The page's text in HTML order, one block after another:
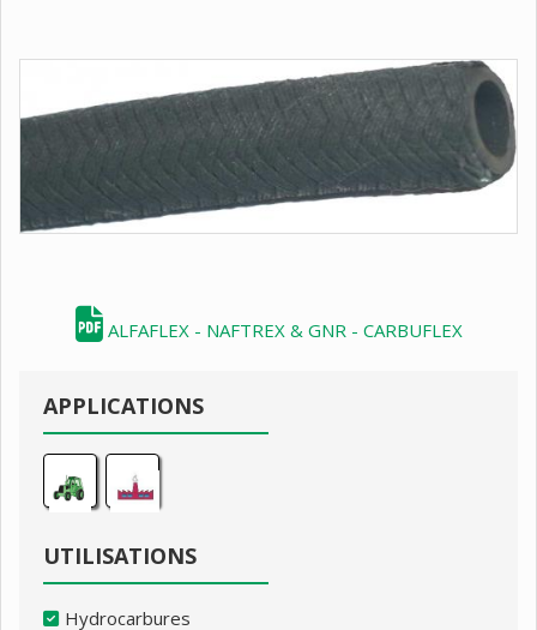
ALFAFLEX - NAFTREX & GNR - CARBUFLEX
APPLICATIONS
UTILISATIONS
Hydrocarbures